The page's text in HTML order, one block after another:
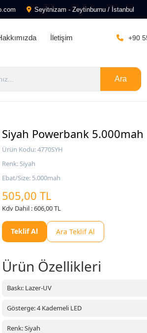
Seyitnizam - Zeytinburnu / İstanbul
İletişim +90
Ara
Siyah Powerbank 5.000mah
Ürün Kodu: 4770SYH
Renk: Siyah
Ebat/Size: 5.000mah
505,00 TL
Kdv Dahil : 606,00 TL
Teklif Al Ara Teklif Al
Ürün Özellikleri
Baskı: Lazer-UV
Gösterge: 4 Kademeli LED
Renk: Siyah